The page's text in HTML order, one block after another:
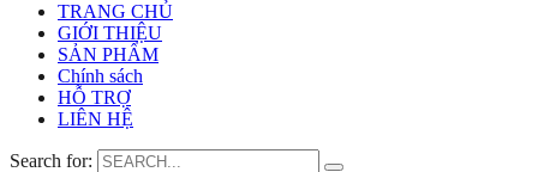
TRANG CHỦ
GIỚI THIỆU
SẢN PHẨM
Chính sách
HỖ TRỢ
LIÊN HỆ
Search for: